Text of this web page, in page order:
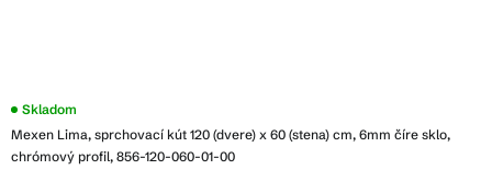
Mexen Lima, sprchovací kút 120 (dvere) x 60 (stena) cm, 6mm číre sklo,
chrómový profil, 856-120-060-01-00
Skladom